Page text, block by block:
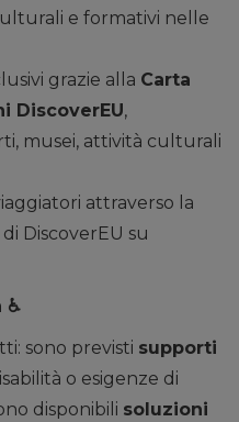
e formativi nelle
grazie alla Carta
DiscoverEU,
musei, attività culturali
attraverso la
di DiscoverEU su
♿
sono previsti supporti
o esigenze di
disponibili soluzioni